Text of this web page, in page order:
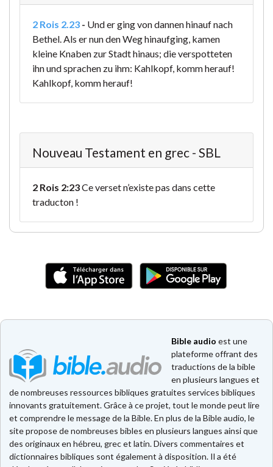
2 Rois 2.23 - Und er ging von dannen hinauf nach
Bethel. Als er nun den Weg hinaufging, kamen
kleine Knaben zur Stadt hinaus; die verspotteten
ihn und sprachen zu ihm: Kahlkopf, komm herauf!
Kahlkopf, komm herauf!
Nouveau Testament en grec - SBL
2 Rois 2:23Ce verset n’existe pas dans cette
traducton !
Bible audio est une
plateforme offrant des
traductions de la bible
en plusieurs langues et
de nombreuses ressources bibliques gratuites services bibliques
innovants gratuitement. Grâce à ce projet, tout le monde peut lire
et comprendre le message de la Bible. En plus de la Bible audio, le
site propose de nombreuses bibles en plusieurs langues ainsi que
des originaux en hébreu, grec et latin. Divers commentaires et
dictionnaires bibliques sont également à disposition. Il a été